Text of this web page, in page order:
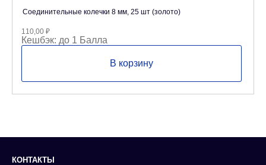
Соединительные колечки 8 мм, 25 шт (золото)
110,00 ₽
Кешбэк: до 1 Балла
В корзину
КОНТАКТЫ